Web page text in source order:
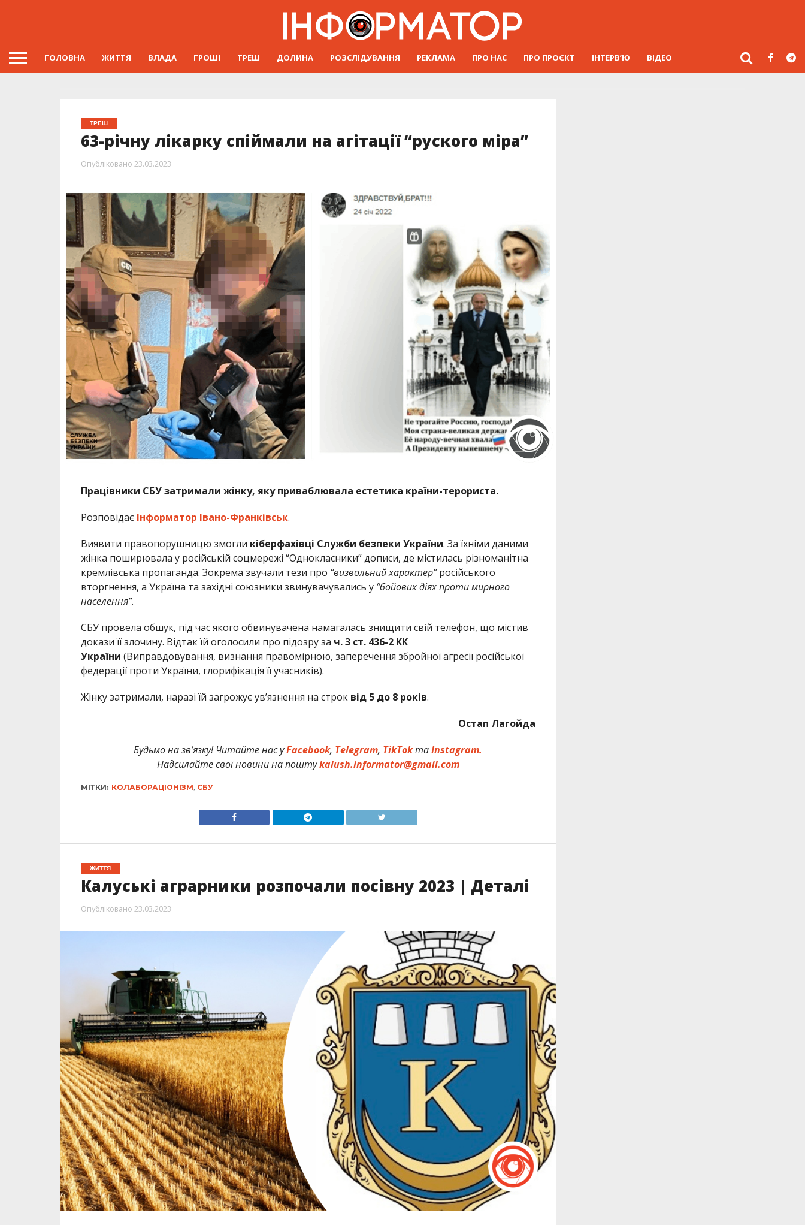
ГОЛОВНА ЖИТТЯ ВЛАДА ГРОШІ ТРЕШ ДОЛИНА РОЗСЛІДУВАННЯ РЕКЛАМА ПРО НАС ПРО ПРОЄКТ ІНТЕРВ’Ю ВІДЕО
ТРЕШ
63-річну лікарку спіймали на агітації “руского міра”
Опубліковано 23.03.2023
Працівники СБУ затримали жінку, яку приваблювала естетика країни-терориста.
РозповідаєІнформатор Івано-Франківськ.
Виявити правопорушницю змогли кіберфахівці Служби безпеки України. За їхніми даними
жінка поширювала у російській соцмережі “Однокласники” дописи, де містилась різноманітна
кремлівська пропаганда. Зокрема звучали тези про “визвольний характер”російського
вторгнення, а Україна та західні союзники звинувачувались у “бойових діях проти мирного
населення”.
СБУ провела обшук, під час якого обвинувачена намагалась знищити свій телефон, що містив
докази її злочину. Відтак їй оголосили про підозру за ч. 3 ст. 436-2 КК
України (Виправдовування, визнання правомірною, заперечення збройної агресії російської
федерації проти України, глорифікація її учасників).
Жінку затримали, наразі їй загрожує ув’язнення на строк від 5 до 8 років.
Остап Лагойда
Будьмо на зв’язку! Читайте нас уFacebook, Telegram, TikTokтаInstagram.
Надсилайте свої новини на поштуkalush.informator@gmail.com
МІТКИ: КОЛАБОРАЦІОНІЗМ, СБУ
ЖИТТЯ
Калуські аграрники розпочали посівну 2023 | Деталі
Опубліковано 23.03.2023